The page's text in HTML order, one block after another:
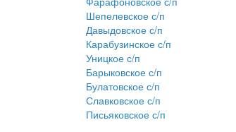
Шепелевское с/п
Давыдовское с/п
Карабузинское с/п
Уницкое с/п
Барыковское с/п
Булатовское с/п
Славковское с/п
Письяковское с/п